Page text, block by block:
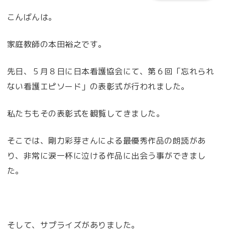
こんばんは。
家庭教師の本田裕之です。
先日、５月８日に日本看護協会にて、第６回「忘れられ
ない看護エピソード」の表彰式が行われました。
私たちもその表彰式を観覧してきました。
そこでは、剛力彩芽さんによる最優秀作品の朗読があ
り、非常に涙一杯に泣ける作品に出会う事ができまし
た。
そして、サプライズがありました。